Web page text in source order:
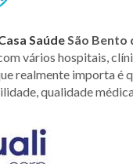
SaúdeSão Bento
vários hospitais,
realmente importa é
qualidade